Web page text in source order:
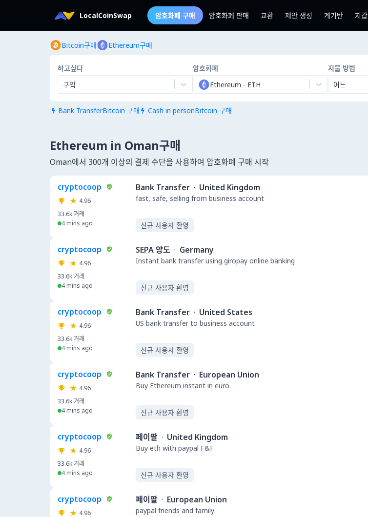
LocalCoinSwap 암호화폐 구매 암호화폐 판매 교환 제안 생성 계기반 지갑
Bitcoin구매 Ethereum구매
하고싶다
구입
암호화폐
Ethereum - ETH
지불 방법
어느
 Bank TransferBitcoin 구매  Cash in personBitcoin 구매
Ethereum in Oman구매
Oman에서 300개 이상의 결제 수단을 사용하여 암호화폐 구매 시작
cryptocoop
4.96
33.6k 거래
4 mins ago
Bank Transfer · United Kingdom
fast, safe, selling from business account
신규 사용자 환영
cryptocoop
4.96
33.6k 거래
4 mins ago
SEPA 양도 · Germany
Instant bank transfer using giropay online banking
신규 사용자 환영
cryptocoop
4.96
33.6k 거래
4 mins ago
Bank Transfer · United States
US bank transfer to business account
신규 사용자 환영
cryptocoop
4.96
33.6k 거래
4 mins ago
Bank Transfer · European Union
Buy Ethereum instant in euro.
신규 사용자 환영
cryptocoop
4.96
33.6k 거래
4 mins ago
페이팔 · United Kingdom
Buy eth with paypal F&F
신규 사용자 환영
cryptocoop
4.96
페이팔 · European Union
paypal friends and family